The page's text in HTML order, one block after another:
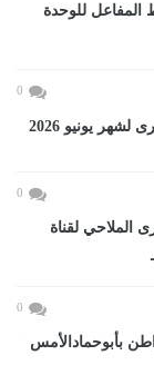
للوحدة
0
0
الملاحي لقناة
0
توقع الكشف على 1600 مواطن بأبوحمادالأمس